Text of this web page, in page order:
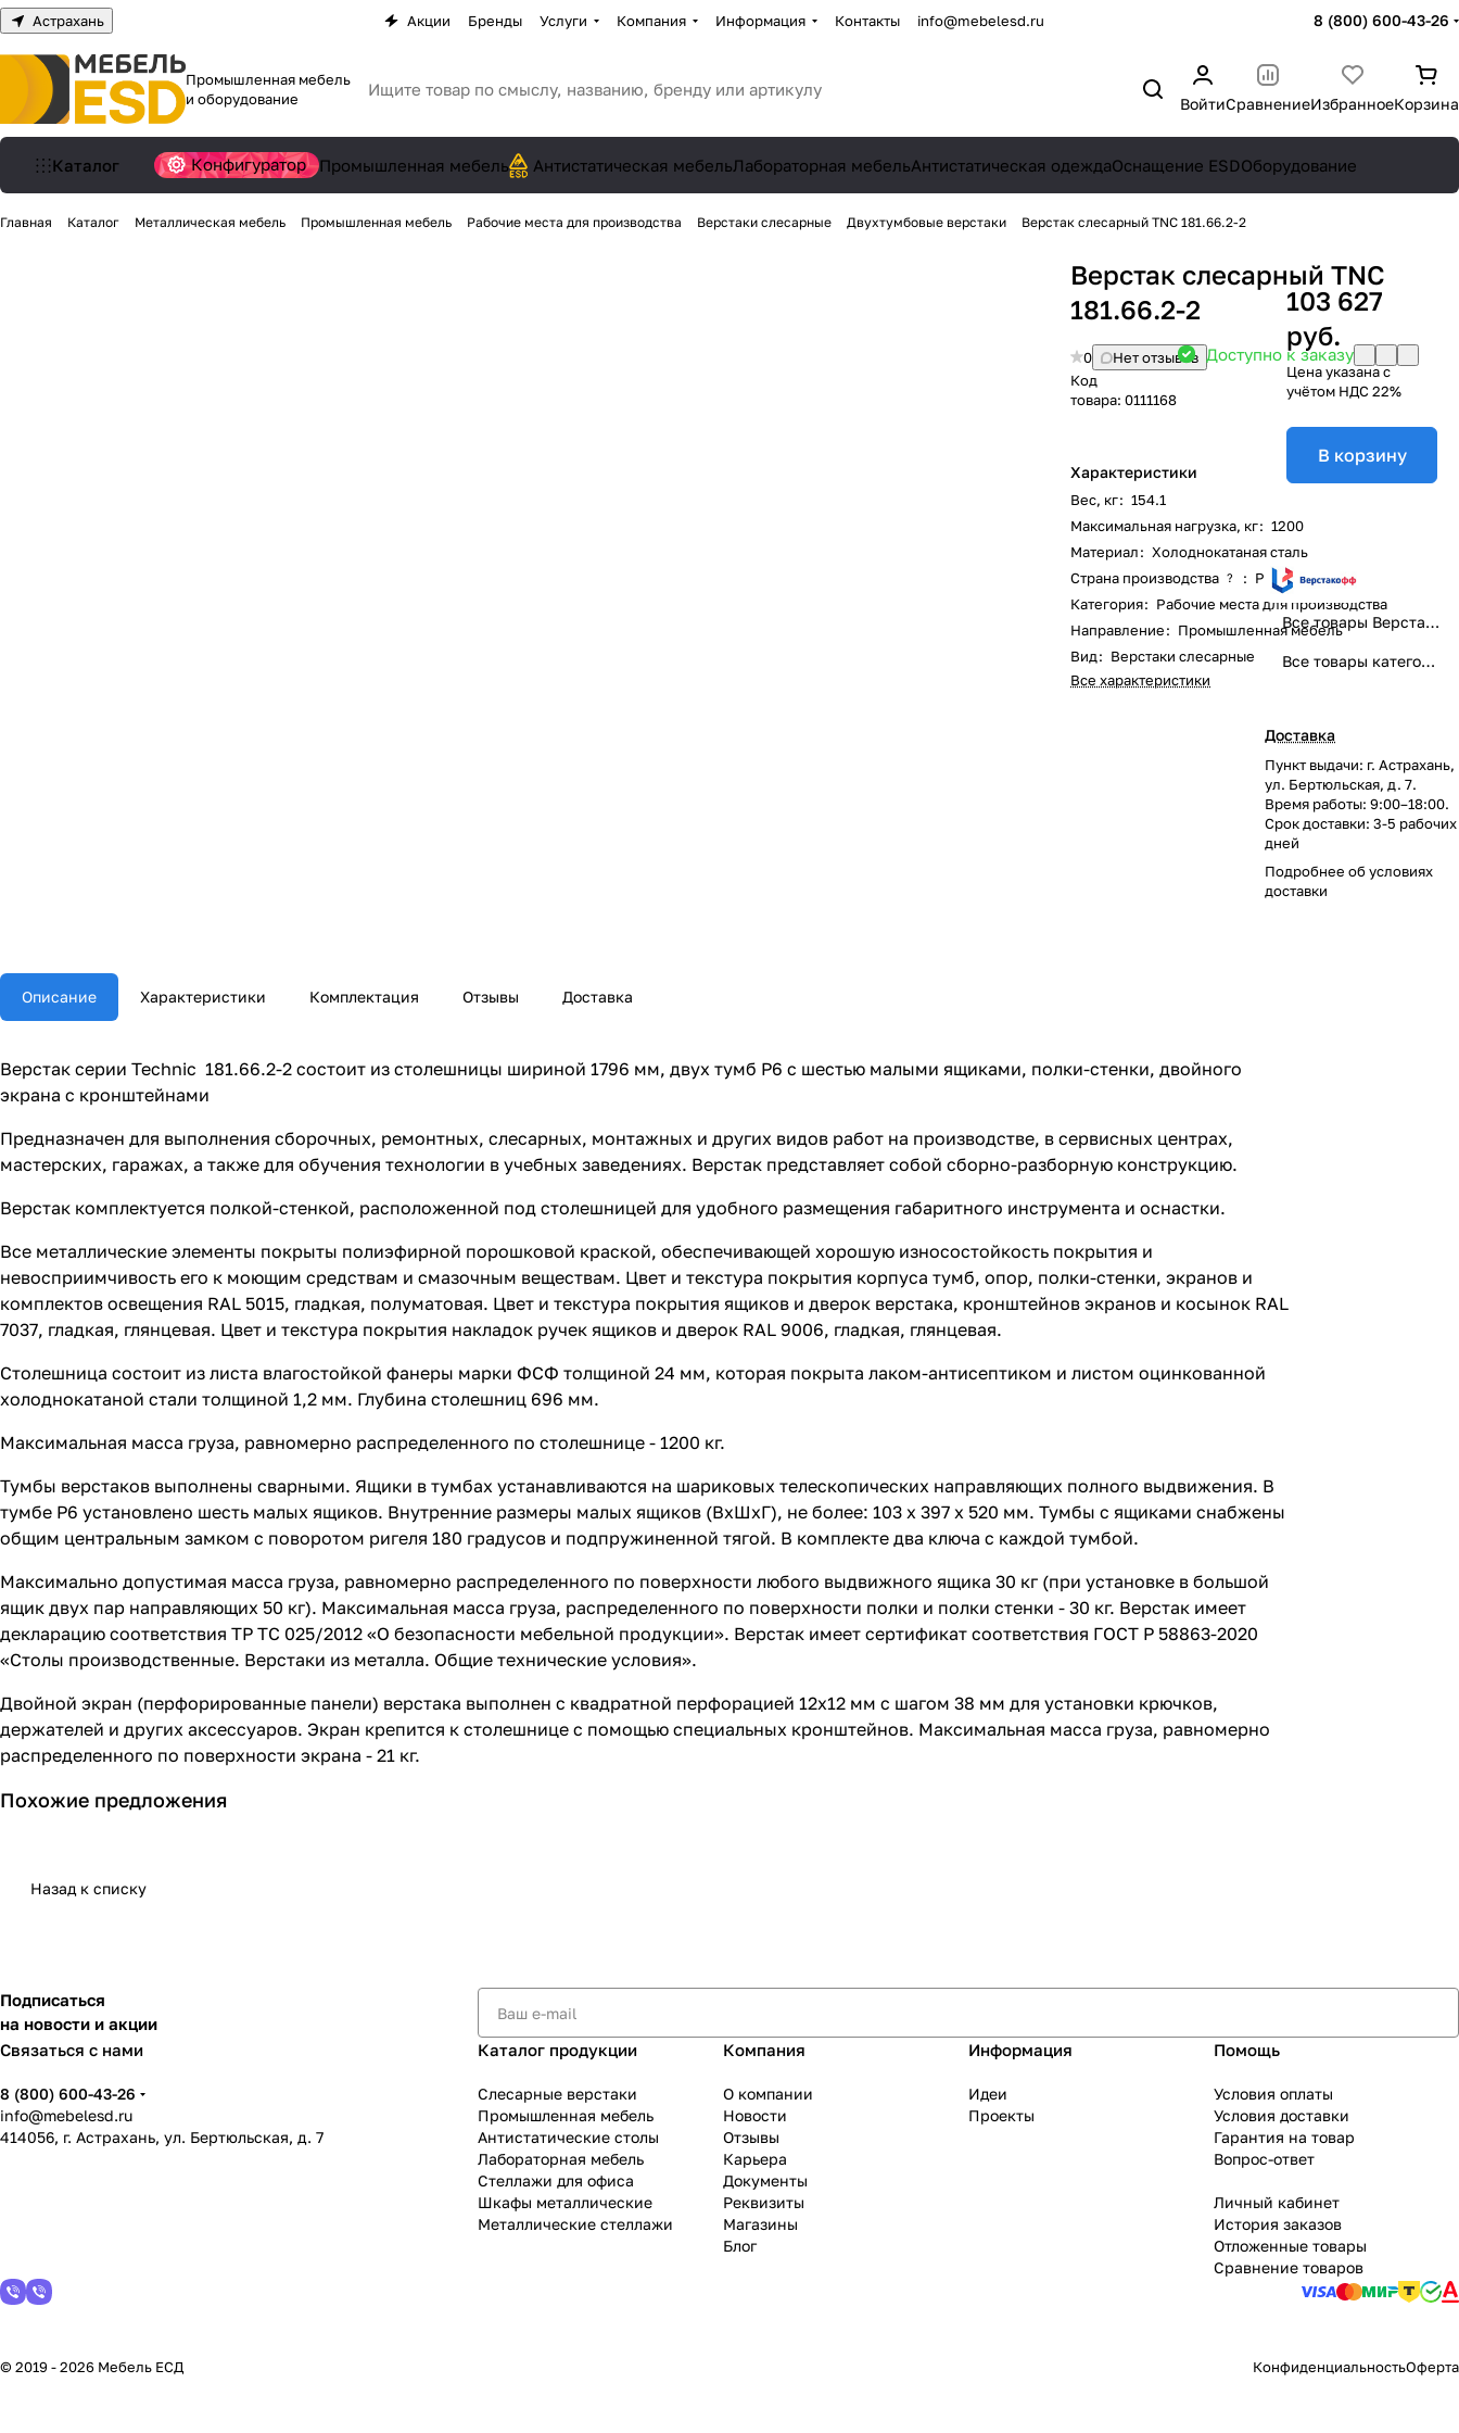
Астрахань Акции Бренды Услуги Компания Информация Контакты info@mebelesd.ru 8 (800) 600-43-26
Промышленная мебель
и оборудование
ВойтиСравнениеИзбранноеКорзина
Каталог Конфигуратор Промышленная мебель Антистатическая мебельЛабораторная мебельАнтистатическая одеждаОснащение ESDОборудование
Главная Каталог Металлическая мебель Промышленная мебель Рабочие места для производства Верстаки слесарные Двухтумбовые верстаки Верстак слесарный TNC 181.66.2-2
Верстак слесарный TNC
181.66.2-2
0
Нет отзывов
Код
товара: 0111168
Доступно к заказу
Характеристики
Вес, кг: 154.1
Максимальная нагрузка, кг: 1200
Материал: Холоднокатаная сталь
Страна производства ? : Россия
Категория: Рабочие места для производства
Направление: Промышленная мебель
Вид: Верстаки слесарные
Все характеристики
103 627
руб.
Цена указана с
учётом НДС 22%
В корзину
Все товары Верстакофф
Все товары категории
Доставка
Пункт выдачи: г. Астрахань,
ул. Бертюльская, д. 7.
Время работы: 9:00–18:00.
Срок доставки: 3-5 рабочих
дней
Подробнее обусловиях
доставки
Описание Характеристики Комплектация Отзывы Доставка
Верстак серии Technic 181.66.2-2 состоит из столешницы шириной 1796 мм, двух тумб P6 с шестью малыми ящиками, полки-стенки, двойного
экрана с кронштейнами
Предназначен для выполнения сборочных, ремонтных, слесарных, монтажных и других видов работ на производстве, в сервисных центрах,
мастерских, гаражах, а также для обучения технологии в учебных заведениях. Верстак представляет собой сборно-разборную конструкцию.
Верстак комплектуется полкой-стенкой, расположенной под столешницей для удобного размещения габаритного инструмента и оснастки.
Все металлические элементы покрыты полиэфирной порошковой краской, обеспечивающей хорошую износостойкость покрытия и
невосприимчивость его к моющим средствам и смазочным веществам. Цвет и текстура покрытия корпуса тумб, опор, полки-стенки, экранов и
комплектов освещения RAL 5015, гладкая, полуматовая. Цвет и текстура покрытия ящиков и дверок верстака, кронштейнов экранов и косынок RAL
7037, гладкая, глянцевая. Цвет и текстура покрытия накладок ручек ящиков и дверок RAL 9006, гладкая, глянцевая.
Столешница состоит из листа влагостойкой фанеры марки ФСФ толщиной 24 мм, которая покрыта лаком-антисептиком и листом оцинкованной
холоднокатаной стали толщиной 1,2 мм. Глубина столешниц 696 мм.
Максимальная масса груза, равномерно распределенного по столешнице - 1200 кг.
Тумбы верстаков выполнены сварными. Ящики в тумбах устанавливаются на шариковых телескопических направляющих полного выдвижения. В
тумбе P6 установлено шесть малых ящиков. Внутренние размеры малых ящиков (ВхШхГ), не более: 103 х 397 х 520 мм. Тумбы с ящиками снабжены
общим центральным замком с поворотом ригеля 180 градусов и подпружиненной тягой. В комплекте два ключа с каждой тумбой.
Максимально допустимая масса груза, равномерно распределенного по поверхности любого выдвижного ящика 30 кг (при установке в большой
ящик двух пар направляющих 50 кг). Максимальная масса груза, распределенного по поверхности полки и полки стенки - 30 кг. Верстак имеет
декларацию соответствия ТР ТС 025/2012 «О безопасности мебельной продукции». Верстак имеет сертификат соответствия ГОСТ Р 58863-2020
«Столы производственные. Верстаки из металла. Общие технические условия».
Двойной экран (перфорированные панели) верстака выполнен с квадратной перфорацией 12х12 мм с шагом 38 мм для установки крючков,
держателей и других аксессуаров. Экран крепится к столешнице с помощью специальных кронштейнов. Максимальная масса груза, равномерно
распределенного по поверхности экрана - 21 кг.
Похожие предложения
Назад к списку
Подписаться
на новости и акции
Связаться с нами
8 (800) 600-43-26
info@mebelesd.ru
414056, г. Астрахань, ул. Бертюльская, д. 7
Каталог продукции
Слесарные верстаки
Промышленная мебель
Антистатические столы
Лабораторная мебель
Стеллажи для офиса
Шкафы металлические
Металлические стеллажи
Компания
О компании
Новости
Отзывы
Карьера
Документы
Реквизиты
Магазины
Блог
Информация
Идеи
Проекты
Помощь
Условия оплаты
Условия доставки
Гарантия на товар
Вопрос-ответ
Личный кабинет
История заказов
Отложенные товары
Сравнение товаров
© 2019 - 2026 Мебель ЕСД КонфиденциальностьОферта